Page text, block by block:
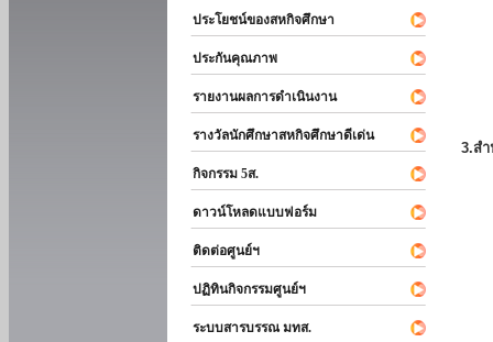
ประโยชน์ของสหกิจศึกษา
ประกันคุณภาพ
รายงานผลการดำเนินงาน
รางวัลนักศึกษาสหกิจศึกษาดีเด่น
กิจกรรม 5ส.
ดาวน์โหลดแบบฟอร์ม
ติดต่อศูนย์ฯ
ปฏิทินกิจกรรมศูนย์ฯ
ระบบสารบรรณ มทส.
3.ส